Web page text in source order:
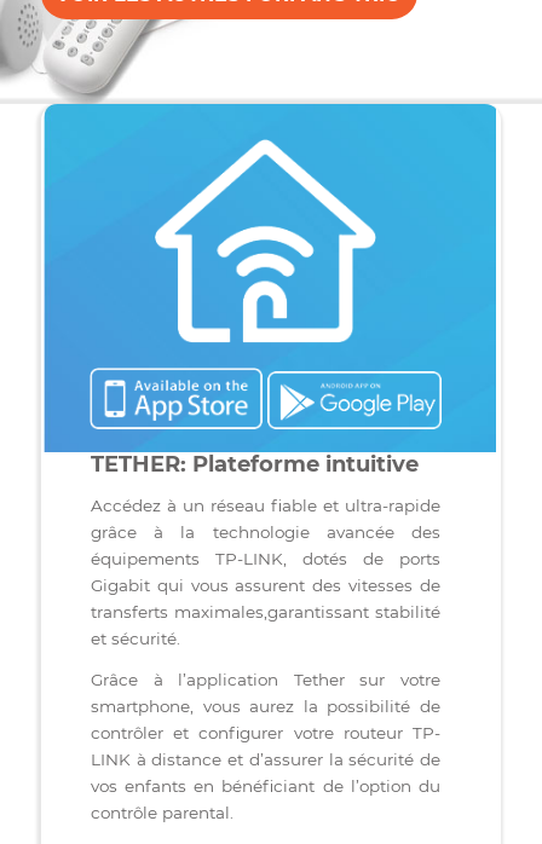
Le Plus avec ses 28 chaînes de divertissement —
D, Évasion, Z, Casa, Investigation, Addik, Vie, Zeste,
CinePop en plus de La Base — et le forfait
Liberté : appels locaux illimités et 1000 minutes
documentaires et longues conversations avec vos
proches partout au pays — tout roule sans interruption
et sans contrat. Facturation limpide, mois après mois.
pour bien commencer, votre premier mois de
et de téléphonie est offert. Passez au tout-en-un avec
Bravo Telecom, fournisseur indépendant depuis 2008.
VOIR LES AUTRES FORFAITS TRIO